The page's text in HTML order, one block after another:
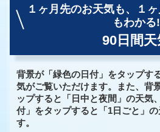
１ヶ月先のお天気も、
１
もわかる!
90日間天
背景が「緑色の日付」をタップす
気がご覧いただけます。また、背
ップすると「日中と夜間」の天気
付」をタップすると「1日ごと」
す。